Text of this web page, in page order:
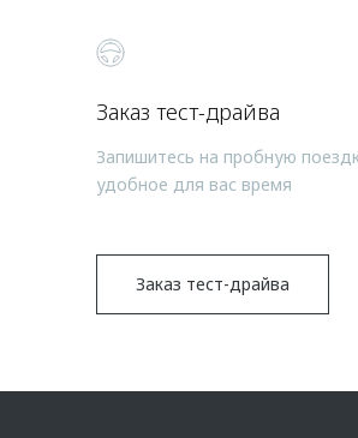
Заказ тест-драйва
Запишитесь на пробную
удобное для вас время
Заказ тест-драйва